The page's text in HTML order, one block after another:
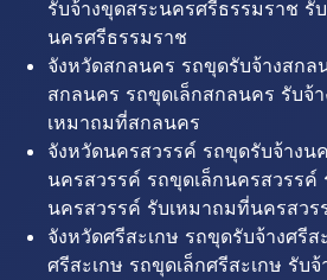
รับจ้างขุดสระนครศรีธรรมราช รั
นครศรีธรรมราช
จังหวัดสกลนคร รถขุดรับจ้างสกล
สกลนคร รถขุดเล็กสกลนคร รับจ้
เหมาถมที่สกลนคร
จังหวัดนครสวรรค์ รถขุดรับจ้างน
นครสวรรค์ รถขุดเล็กนครสวรรค์
นครสวรรค์ รับเหมาถมที่นครสวร
จังหวัดศรีสะเกษ รถขุดรับจ้างศรีส
ศรีสะเกษ รถขุดเล็กศรีสะเกษ รับ